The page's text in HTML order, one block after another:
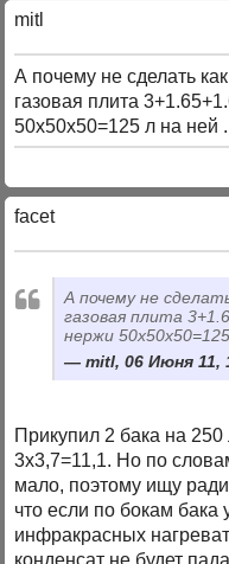
mitl
А почему не сделать
газовая плита
50х50х50=125 л на ней .
facet
А почему не
газовая плита
нержи 50х50х50=125
mitl, 06 Июня 11,
Прикупил 2 бака на 250
3х3,7=11,1. Но по
мало, поэтому ищу
что если по бокам бака
инфракрасных
конденсат не будет